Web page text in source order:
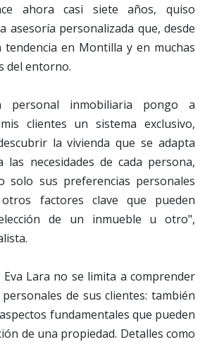
ahora casi siete años, quiso
asesoría personalizada que, desde
tendencia en Montilla y en muchas
del entorno.
personal inmobiliaria pongo a
clientes un sistema exclusivo,
la vivienda que se adapta
las necesidades de cada persona,
solo sus preferencias personales
factores clave que pueden
de un inmueble u otro",
Lara no se limita a comprender
de sus clientes: también
fundamentales que pueden
de una propiedad. Detalles como